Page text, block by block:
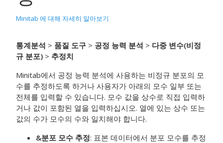
Minitab 에 대해 자세히 알아보기
통계분석 > 품질 도구 > 공정 능력 분석 > 다중 변수(비정
규 분포) > 추정치
Minitab에서 공정 능력 분석에 사용하는 비정규 분포의 모
수를 추정하도록 하거나 사용자가 아래의 모수 일부 또는
전체를 입력할 수 있습니다. 모수 값을 상수로 직접 입력하
거나 값이 포함된 열을 입력하십시오. 열에 있는 상수 또는
값의 수가 모수의 수와 일치해야 합니다.
&분포 모수 추정: 표본 데이터에서 분포 모수를 추정